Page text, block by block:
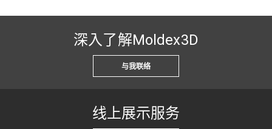
深入了解Moldex3D
与我联络
线上展示服务